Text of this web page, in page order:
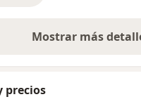
Mostrar mássobre la
precios